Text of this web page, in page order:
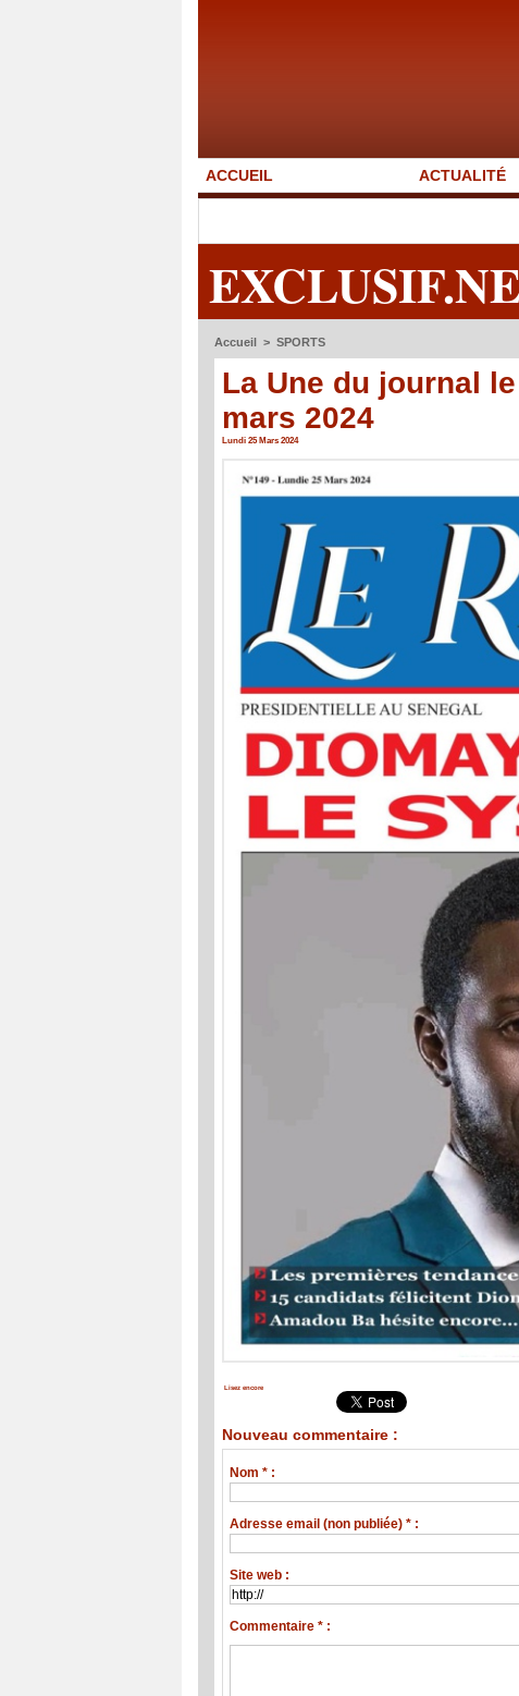
ACCUEIL ACTUALITÉ
Accueil > SPORTS
La Une du journal
mars 2024
Lundi 25 Mars 2024
Lisez encore
Nouveau commentaire :
Nom * :
Adresse email (non publiée) * :
Site web :
Commentaire * :